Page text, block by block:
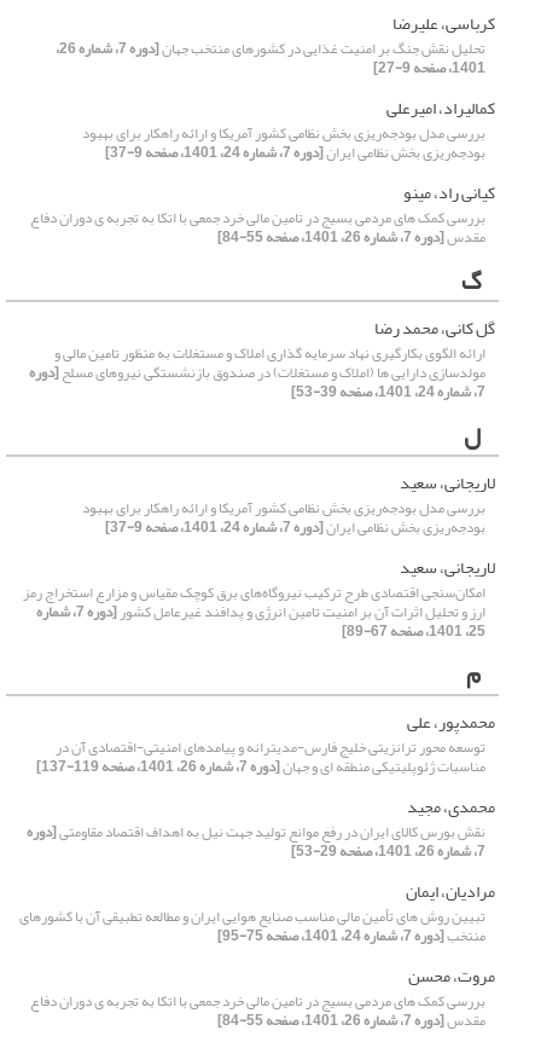
کرباسی، علیرضا
تحلیل نقش جنگ بر امنیت غذایی در کشورهای منتخب جهان [دوره 7، شماره 26،
1401، صفحه 9-27]
کمالیراد، امیرعلی
بررسی مدل بودجه‌ریزی بخش نظامی کشور آمریکا و ارائه راهکار برای بهبود
بودجه‌ریزی بخش نظامی ایران[دوره 7، شماره 24، 1401، صفحه 9-37]
کیانی راد، مینو
بررسی کمک های مردمی بسیج در تامین مالی خرد جمعی با اتکا به تجربه ی دوران دفاع
مقدس[دوره 7، شماره 26، 1401، صفحه 55-84]
گ
گل کانی، محمد رضا
ارائه الگوی بکارگیری نهاد سرمایه گذاری املاک و مستغلات به منظور تامین مالی و
مولدسازی دارایی ها (املاک و مستغلات) در صندوق بازنشستگی نیروهای مسلح[دوره
7، شماره 24، 1401، صفحه 39-53]
ل
لاریجانی، سعید
بررسی مدل بودجه‌ریزی بخش نظامی کشور آمریکا و ارائه راهکار برای بهبود
بودجه‌ریزی بخش نظامی ایران[دوره 7، شماره 24، 1401، صفحه 9-37]
لاریجانی، سعید
امکان‌سنجی اقتصادی طرح ترکیب نیروگاه‌های برق کوچک مقیاس و مزارع استخراج رمز
ارز و تحلیل اثرات آن بر امنیت تامین انرژی و پدافند غیرعامل کشور [دوره 7، شماره
25، 1401، صفحه 67-89]
م
محمدپور، علی
توسعه محور ترانزیتی خلیج فارس-مدیترانه و پیامدهای امنیتی-اقتصادی آن در
مناسبات ژئوپلیتیکی منطقه ای و جهان[دوره 7، شماره 26، 1401، صفحه 119-137]
محمدی، مجید
نقش بورس کالای ایران در رفع موانع تولید جهت نیل به اهداف اقتصاد مقاومتی[دوره
7، شماره 26، 1401، صفحه 29-53]
مرادیان، ایمان
تبیین روش های تأمین مالی مناسب صنایع هوایی ایران و مطالعه تطبیقی آن با کشورهای
منتخب[دوره 7، شماره 24، 1401، صفحه 75-95]
مروت، محسن
بررسی کمک های مردمی بسیج در تامین مالی خرد جمعی با اتکا به تجربه ی دوران دفاع
مقدس[دوره 7، شماره 26، 1401، صفحه 55-84]